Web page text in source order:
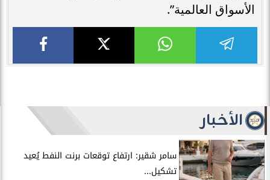
الأسواق العالمية”.
الأخبار
سامر شقير: ارتفاع توقعات برنت النفط يُعيد
تشكيل...